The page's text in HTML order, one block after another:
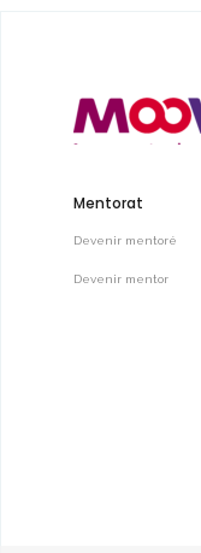
Mentorat
Devenir mentoré
Devenir mentor